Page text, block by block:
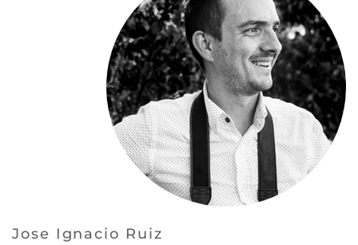
Jose Ignacio Ruiz